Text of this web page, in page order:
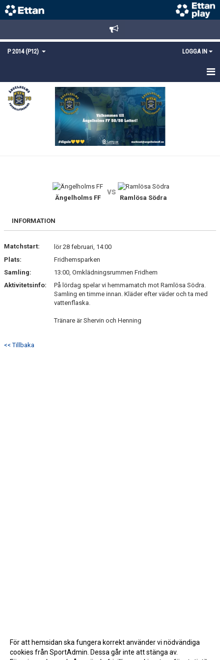
P 2014 (P12) LOGGA IN
HEM
NYHETER
KONTAKT
Ängelholms FF
vs
Ramlösa Södra
INFORMATION
Matchstart:
lör 28 februari, 14:00
Plats:
Fridhemsparken
Samling:
13:00, Omklädningsrummen Fridhem
Aktivitetsinfo:
På lördag spelar vi hemmamatch mot Ramlösa Södra.
Samling en timme innan. Kläder efter väder och ta med
vattenflaska.
Tränare är Shervin och Henning
<< Tillbaka
För att hemsidan ska fungera korrekt använder vi nödvändiga
cookies från SportAdmin. Dessa går inte att stänga av.